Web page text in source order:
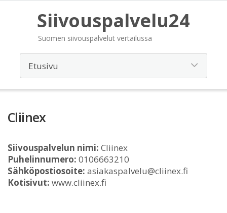
Siivouspalvelu24
Suomen siivouspalvelut vertailussa
Cliinex
Siivouspalvelun nimi: Cliinex
Puhelinnumero: 0106663210
Sähköpostiosoite: asiakaspalvelu@cliinex.fi
Kotisivut: www.cliinex.fi